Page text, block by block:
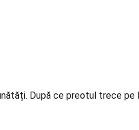
După ce preotul trece